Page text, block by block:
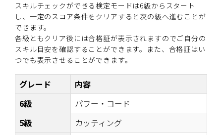
スキルチェックができる検定モードは6級からスタート
し、一定のスコア条件をクリアすると次の級へ進むことが
できます。
各級ともクリア後には合格証が表示されますのでご自分の
スキル目安を確認することができます。また、合格証はい
つでも表示させることができます。
グレード
内容
6級
パワー・コード
5級
カッティング